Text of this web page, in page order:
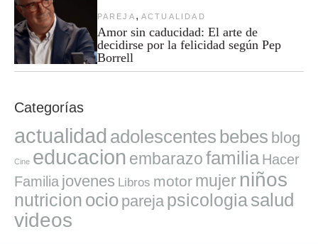
PAREJA , ACTUALIDAD
Amor sin caducidad: El arte de
decidirse por la felicidad según Pep
Borrell
Categorías
actualidad adolescentes bebes blog
Cine educacion embarazofamilia Hacer
Familia jovenes Libros motor mujer niños
nutricion ocio pareja psicologiasalud
videos